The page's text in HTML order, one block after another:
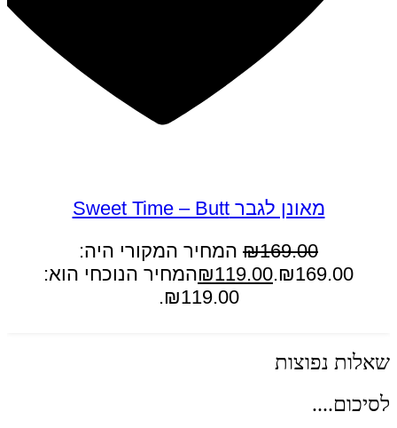
מאונן לגבר Sweet Time – Butt
₪169.00
המחיר המקורי היה:
₪169.00.
₪119.00
המחיר הנוכחי הוא:
₪119.00.
שאלות נפוצות
לסיכום....